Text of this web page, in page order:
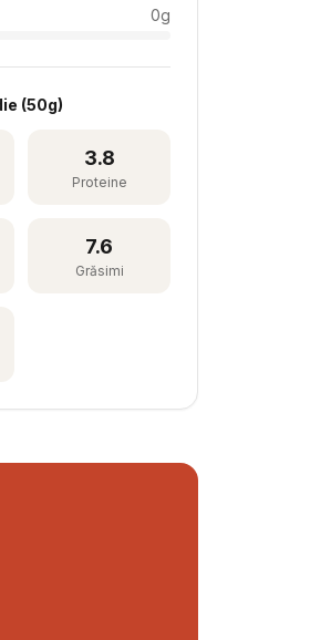
0g
(50g)
3.8
Proteine
7.6
Grăsimi